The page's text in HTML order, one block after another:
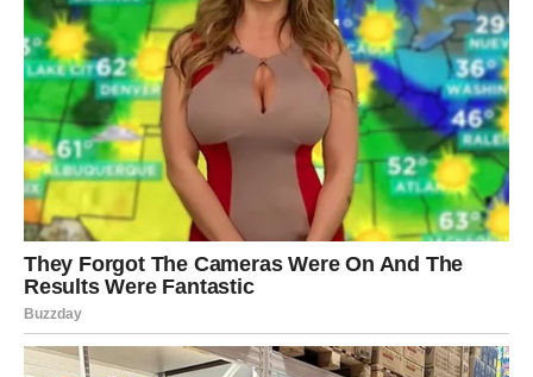
Sreća dolazi kroz spontane trenutke
Najljepše stvari danas dolaze potpuno neplanirano.
JARAC
Jarčevi konačno osjećaju mnogo više sigurnosti i
stabilnosti nego prethodnih dana.
Poslovni život donosi osjećaj napretka, dok ljubavni
odnosi postaju mnogo mirniji.